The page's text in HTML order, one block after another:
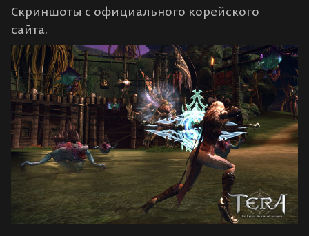
Скриншоты с официального корейского
сайта.